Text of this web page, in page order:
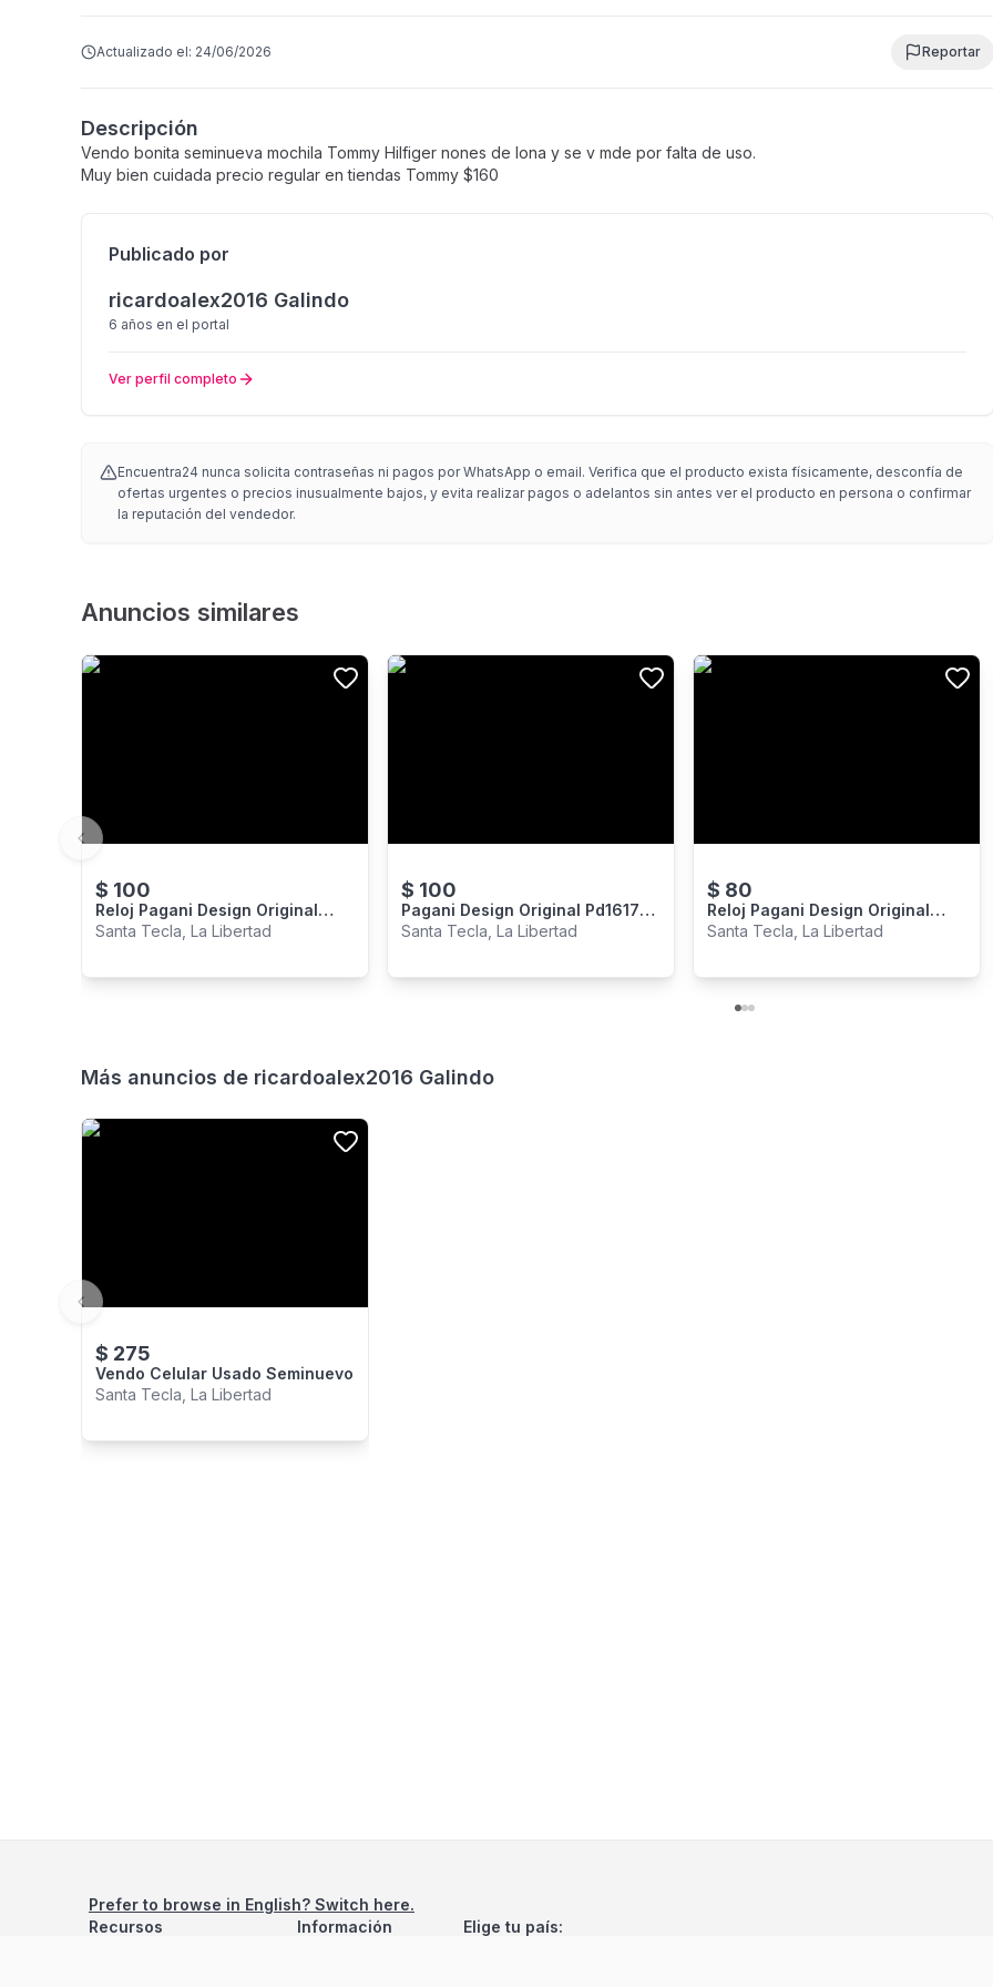
Actualizado el: 24/06/2026 Reportar
Descripción
Vendo bonita seminueva mochila Tommy Hilfiger nones de lona y se v mde por falta de uso.
Muy bien cuidada precio regular en tiendas Tommy $160
Publicado por
ricardoalex2016 Galindo
6 años en el portal
Ver perfil completo
Encuentra24 nunca solicita contraseñas ni pagos por WhatsApp o email. Verifica que el producto exista físicamente, desconfía de
ofertas urgentes o precios inusualmente bajos, y evita realizar pagos o adelantos sin antes ver el producto en persona o confirmar
la reputación del vendedor.
Anuncios similares
$ 100
Reloj Pagani Design Original
Modelo Pd1775 Nuevo
Santa Tecla, La Libertad
$ 100
Pagani Design Original Pd1617
Automatico Nuevo En Caja
Santa Tecla, La Libertad
$ 80
Reloj Pagani Design Original
Pd1780 Nuevo En Caja
Santa Tecla, La Libertad
Previous slide
Más anuncios de ricardoalex2016 Galindo
$ 275
Vendo Celular Usado Seminuevo
Santa Tecla, La Libertad
Previous slide
Prefer to browse in English? Switch here.
Recursos
Información Elige tu país: